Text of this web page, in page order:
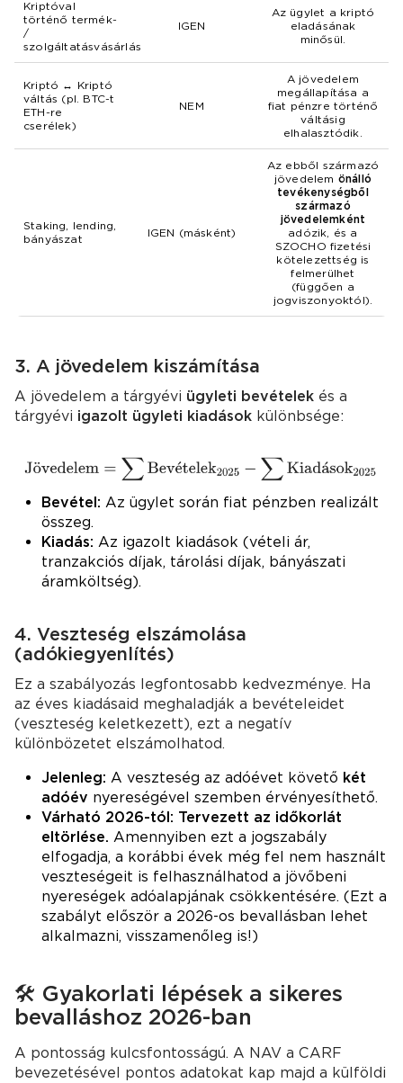
Kriptóval
történő termék-
/
szolgáltatásvásárlás
IGEN
Az ügylet a kriptó
eladásának
minősül.
Kriptó ↔ Kriptó
váltás (pl. BTC-t
ETH-re
cserélek)
NEM
A jövedelem
megállapítása a
fiat pénzre történő
váltásig
elhalasztódik.
Staking, lending,
bányászat
IGEN (másként)
Az ebből származó
jövedelem önálló
tevékenységből
származó
jövedelemként
adózik, és a
SZOCHO fizetési
kötelezettség is
felmerülhet
(függően a
jogviszonyoktól).
3. A jövedelem kiszámítása
A jövedelem a tárgyévi ügyleti bevételek és a
tárgyévi igazolt ügyleti kiadások különbsége:
Bevétel: Az ügylet során fiat pénzben realizált
összeg.
Kiadás: Az igazolt kiadások (vételi ár,
tranzakciós díjak, tárolási díjak, bányászati
áramköltség).
4. Veszteség elszámolása
(adókiegyenlítés)
Ez a szabályozás legfontosabb kedvezménye. Ha
az éves kiadásaid meghaladják a bevételeidet
(veszteség keletkezett), ezt a negatív
különbözetet elszámolhatod.
Jelenleg: A veszteség az adóévet követő két
adóév nyereségével szemben érvényesíthető.
Várható 2026-tól: Tervezett az időkorlát
eltörlése. Amennyiben ezt a jogszabály
elfogadja, a korábbi évek még fel nem használt
veszteségeit is felhasználhatod a jövőbeni
nyereségek adóalapjának csökkentésére. (Ezt a
szabályt először a 2026-os bevallásban lehet
alkalmazni, visszamenőleg is!)
🛠️ Gyakorlati lépések a sikeres
bevalláshoz 2026-ban
A pontosság kulcsfontosságú. A NAV a CARF
bevezetésével pontos adatokat kap majd a külföldi